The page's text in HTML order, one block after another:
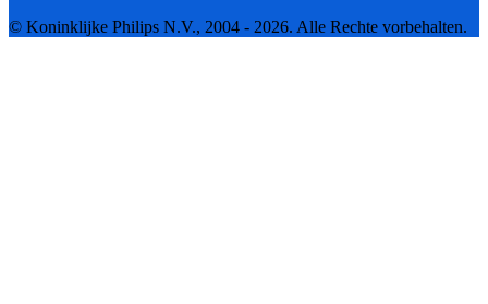
© Koninklijke Philips N.V., 2004 - 2026. Alle Rechte vorbehalten.